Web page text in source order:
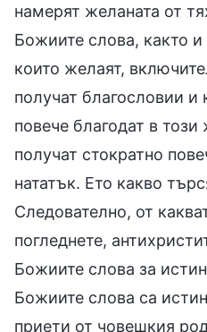
намерят желаната от
Божиите слова, както и
които желаят,
получат благословии и
повече благодат в
получат стократно
нататък. Ето какво
Следователно, от
погледнете,
Божиите слова за
Божиите слова са
приети от човешкия